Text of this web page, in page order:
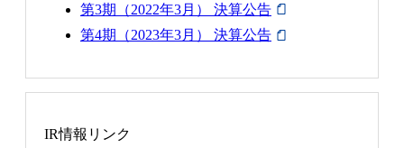
第3期（2022年3月） 決算公告
第4期（2023年3月） 決算公告
IR情報リンク